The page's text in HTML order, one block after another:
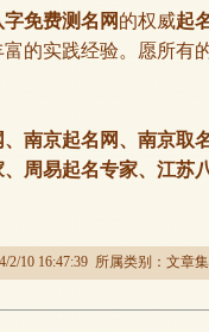
免费测名网 的权威起
的实践经验。愿所有
南京起名网、南京取
周易起名专家、江苏
2/10 16:47:39 所属类别： 文章